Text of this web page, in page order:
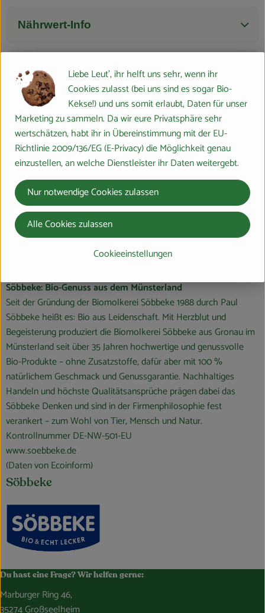
Nährwert-Info
Produktdatenblatt
Herkunft
Hersteller: Sobo
EU
Molkerei Söbbeke GmbH
Söbbeke: Bio-Genuss aus dem Münsterland
Seit der Gründung der Biomolkerei Söbbeke 1988 durch Paul
Söbbeke heißt es: Bio aus Leidenschaft. Mit Herzblut und
Begeisterung produziert die Biomolkerei Söbbeke aus Gronau im
Münsterland seit über 35 Jahren hochwertige und genussvolle
Bio-Produkte – ohne Zusatzstoffe, dafür aber mit 100 %
natürlichem Geschmack und Genussgarantie. Nachhaltiges
Handeln und höchste Qualitäts­ansprüche prägen dabei das
Söbbeke Denken und sind in der Firmenphilosophie fest
verankert – zum Wohl von Tier, Mensch und Natur.
Kontrollnummer DE-NW-501-EU
www.soebbeke.de
(Daten von Ecoinform)
Söbbeke
Du hast eine Frage? Wir helfen gerne:
Marburger Ring 46,
Liebe Leut', ihr helft uns sehr, wenn ihr
Cookies zulasst (bei uns sind es sogar Bio-
Kekse!) und uns somit erlaubt, Daten für unser
Marketing zu sammeln. Da wir eure Privatsphäre sehr
wertschätzen, habt ihr in Übereinstimmung mit der EU-
Richtlinie 2009/136/EG (E-Privacy) die Möglichkeit genau
einzustellen, an welche Dienstleister ihr Daten weitergebt.
Cookieeinstellungen
Nur notwendige Cookies zulassen
Alle Cookies zulassen